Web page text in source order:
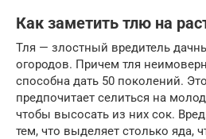
Как заметить тлю на
Тля — злостный вредитель
огородов. Причем тля
способна дать 50 поколений.
предпочитает селиться на
чтобы высосать из них сок.
тем, что выделяет столько яда,